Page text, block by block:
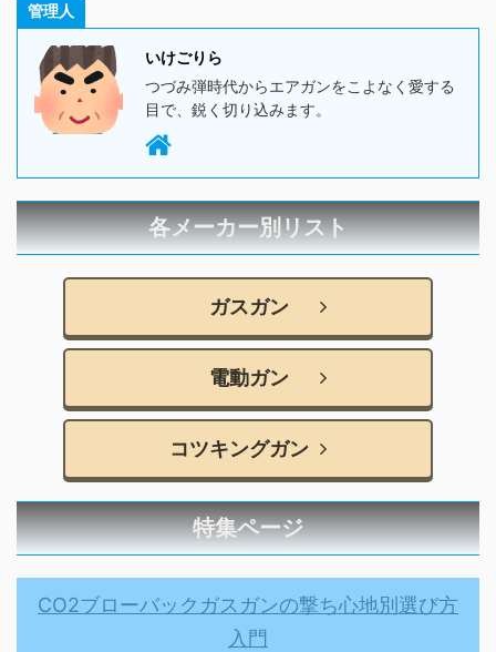
管理人
いけごりら
つづみ弾時代からエアガンをこよなく愛する
目で、鋭く切り込みます。
各メーカー別リスト
ガスガン
電動ガン
コツキングガン
特集ページ
CO2ブローバックガスガンの撃ち心地別選び方
入門